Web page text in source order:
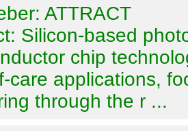
ATTRACT
Silicon-based
chip
care applications,
through the r ...